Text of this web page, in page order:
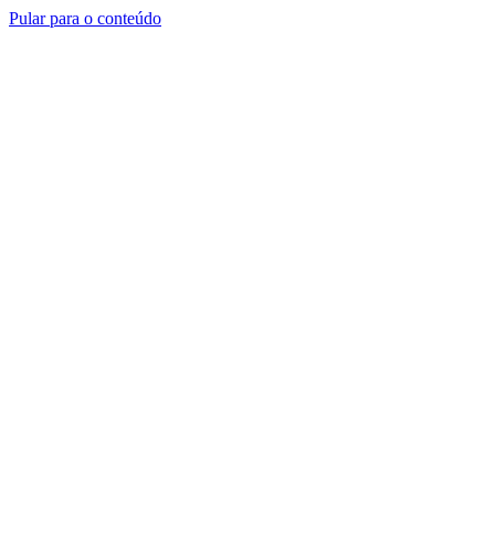
Pular para o conteúdo